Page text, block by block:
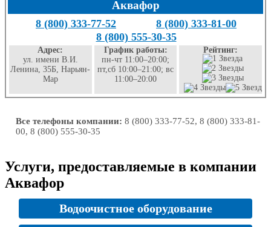
Аквафор
8 (800) 333-77-52
8 (800) 333-81-00
8 (800) 555-30-35
Адрес:
ул. имени В.И.
Ленина, 35Б, Нарьян-
Мар
График работы:
пн-чт 11:00–20:00;
пт,сб 10:00–21:00; вс
11:00–20:00
Рейтинг:
Все телефоны компании: 8 (800) 333-77-52, 8 (800) 333-81-
00, 8 (800) 555-30-35
Услуги, предоставляемые в компании
Аквафор
Водоочистное оборудование